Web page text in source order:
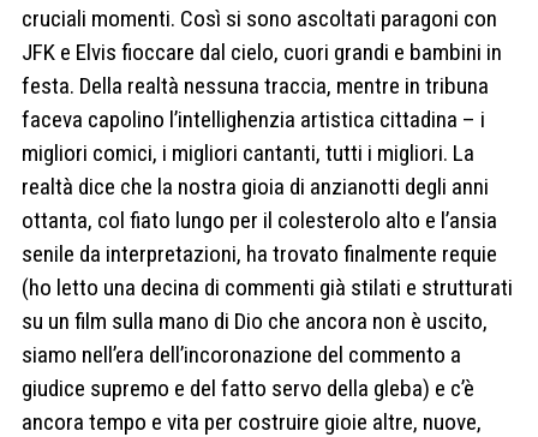
cruciali momenti. Così si sono ascoltati paragoni con
JFK e Elvis fioccare dal cielo, cuori grandi e bambini in
festa. Della realtà nessuna traccia, mentre in tribuna
faceva capolino l’intellighenzia artistica cittadina – i
migliori comici, i migliori cantanti, tutti i migliori. La
realtà dice che la nostra gioia di anzianotti degli anni
ottanta, col fiato lungo per il colesterolo alto e l’ansia
senile da interpretazioni, ha trovato finalmente requie
(ho letto una decina di commenti già stilati e strutturati
su un film sulla mano di Dio che ancora non è uscito,
siamo nell’era dell’incoronazione del commento a
giudice supremo e del fatto servo della gleba) e c’è
ancora tempo e vita per costruire gioie altre, nuove,